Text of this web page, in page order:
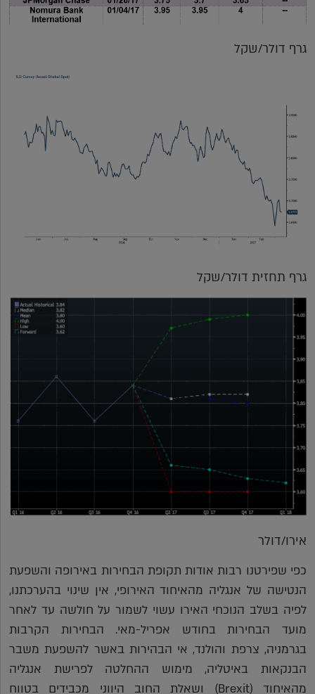
גרף דולר/שקל
גרף תחזית דולר/שקל
אירו/דולר
כפי שפירטנו רבות אודות תקופת הבחירות באירופה והשפעת
הנטישה של אנגליה מהאיחוד האירופי, אין שינוי בהערכתנו,
לפיה בשלב הנוכחי האירו עשוי לשמור על חולשה עד לאחר
מועד הבחירות בחודש אפריל-מאי. הבחירות הקרבות
בגרמניה, צרפת והולנד, אי הבהירות באשר להשפעת משבר
הבנקאות באיטליה, מימוש ההחלטה לפרישת אנגליה
מהאיחוד (Brexit) ושאלת החוב היווני מכבידים בטווח